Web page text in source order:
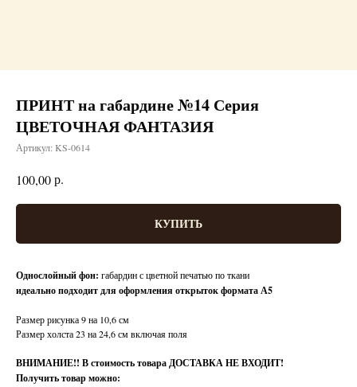
ПРИНТ на габардине №14 Серия
ЦВЕТОЧНАЯ ФАНТАЗИЯ
Артикул: KS-0614
100,00р.
КУПИТЬ
Однослойный фон: габардин с цветной печатью по ткани
идеально подходит для оформления открыток формата А5
Размер рисунка 9 на 10,6 см
Размер холста 23 на 24,6 см включая поля
ВНИМАНИЕ!! В стоимость товара ДОСТАВКА НЕ ВХОДИТ!
Получить товар можно: